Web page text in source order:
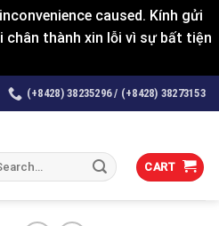
caused. Kính gửi
chân thành xin lỗi vì sự bất tiện
(+8428) 38235296 / (+8428) 38273153
CART